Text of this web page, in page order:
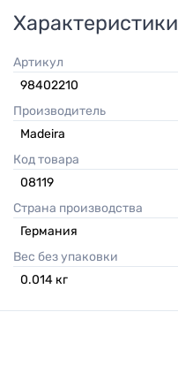
Характеристики
Артикул
98402210
Производитель
Madeira
Код товара
08119
Страна производства
Германия
Вес без упаковки
0.014 кг